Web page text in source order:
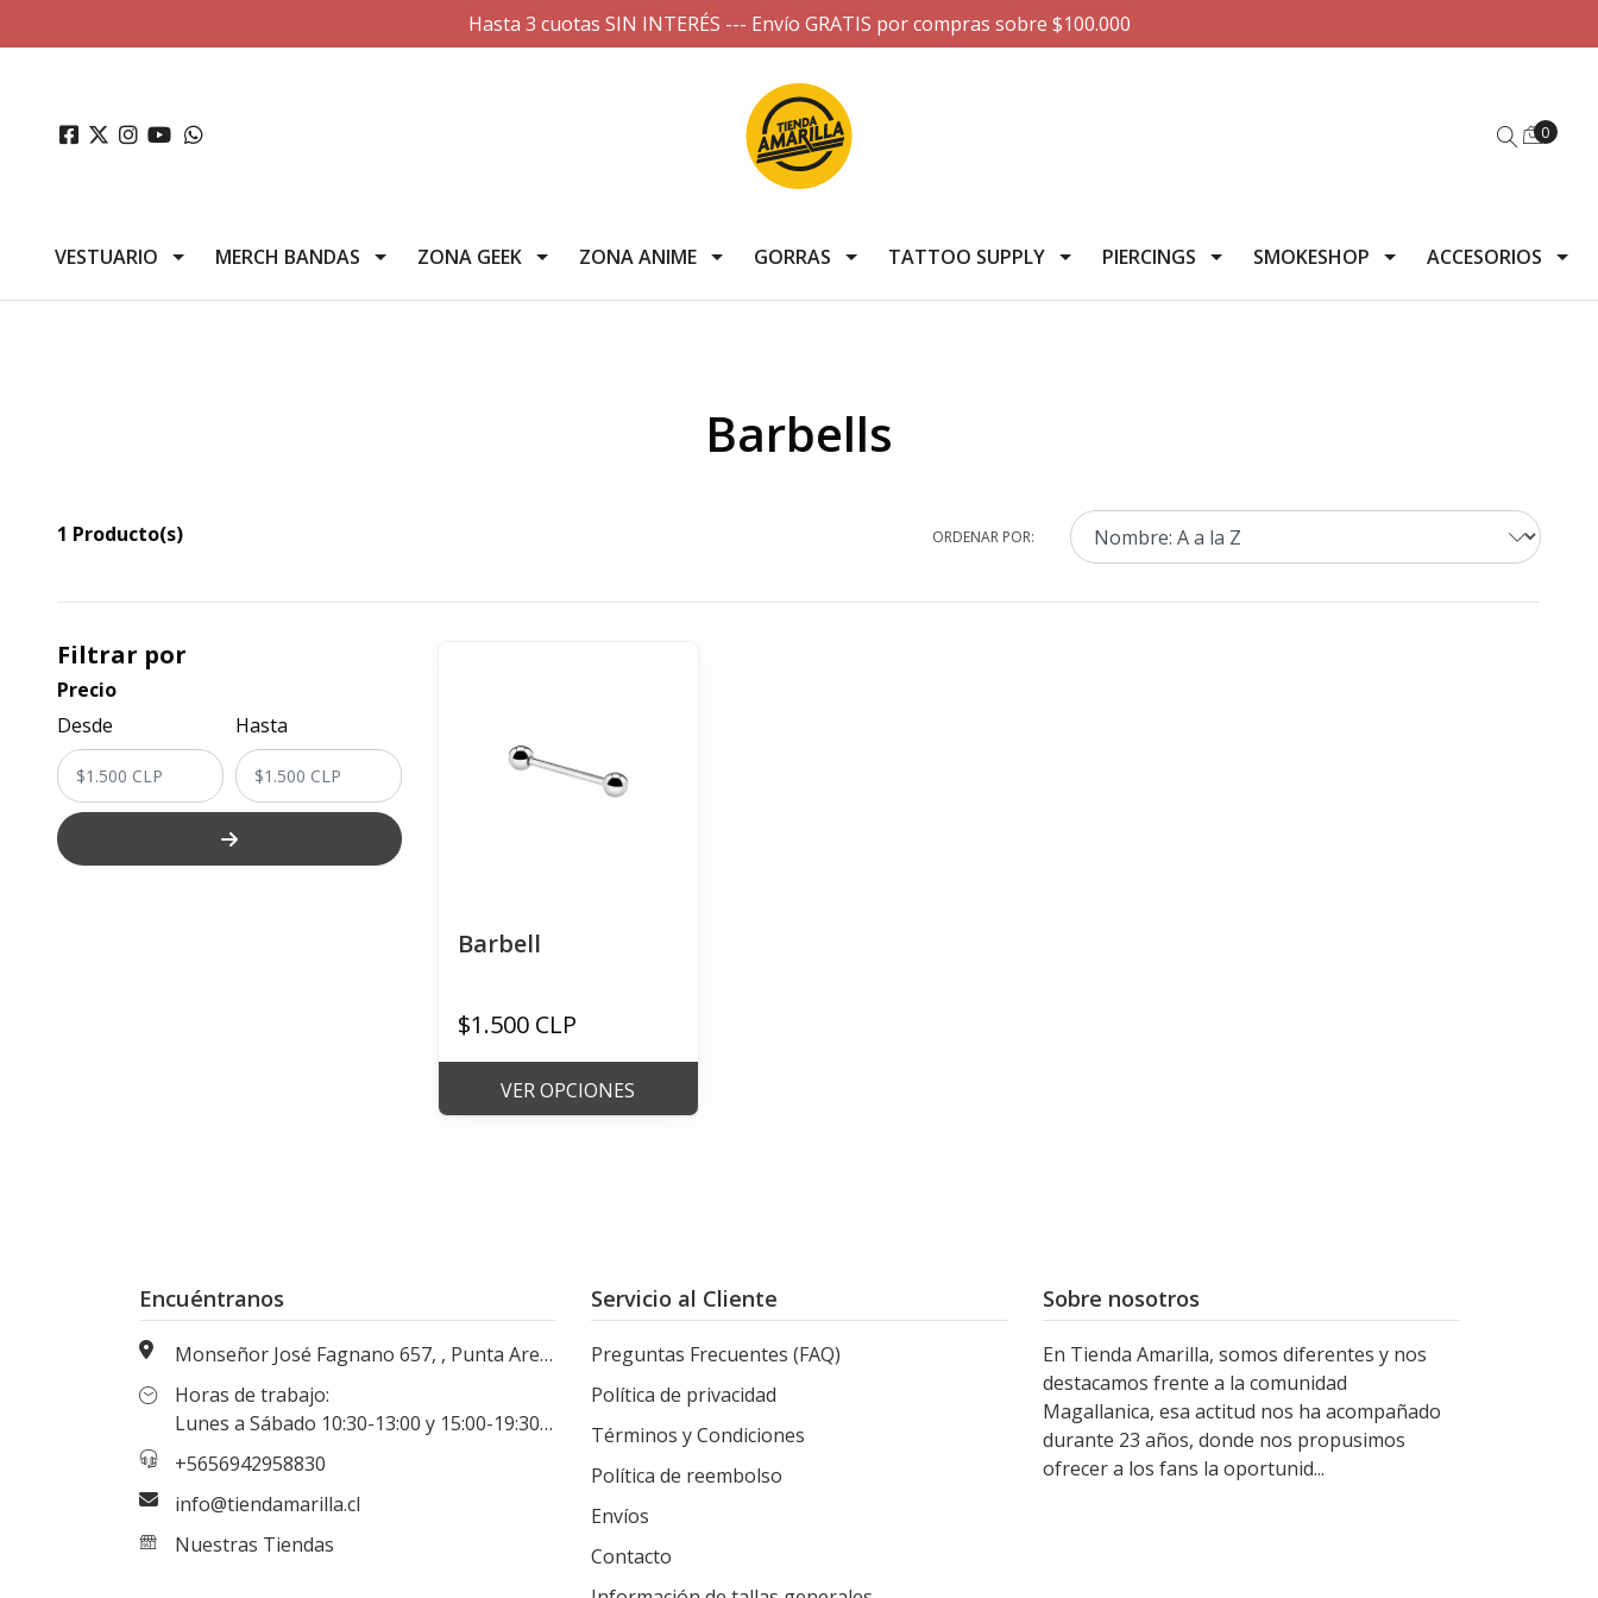
Hasta 3 cuotas SIN INTERÉS --- Envío GRATIS por compras sobre $100.000
0
VESTUARIO MERCH BANDAS ZONA GEEK ZONA ANIME GORRAS TATTOO SUPPLY PIERCINGS SMOKESHOP ACCESORIOS
Barbells
1 Producto(s) ORDENAR POR:
Filtrar por
Precio
Desde
Hasta
Barbell
$1.500 CLP
VER OPCIONES
Encuéntranos
Monseñor José Fagnano 657, , Punta Arenas, Magallanes, Chile
Horas de trabajo:
Lunes a Sábado 10:30-13:00 y 15:00-19:30 hrs
+5656942958830
info@tiendamarilla.cl
Nuestras Tiendas
Servicio al Cliente
Preguntas Frecuentes (FAQ)
Política de privacidad
Términos y Condiciones
Política de reembolso
Envíos
Contacto
Sobre nosotros
En Tienda Amarilla, somos diferentes y nos
destacamos frente a la comunidad
Magallanica, esa actitud nos ha acompañado
durante 23 años, donde nos propusimos
ofrecer a los fans la oportunid...